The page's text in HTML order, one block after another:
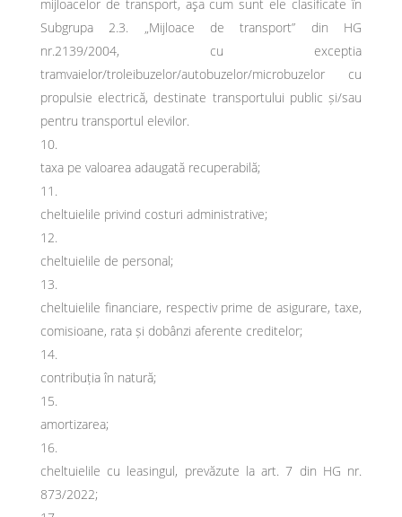
mijloacelor de transport, aşa cum sunt ele clasificate în
Subgrupa 2.3. „Mijloace de transport” din HG
nr.2139/2004, cu exceptia
tramvaielor/troleibuzelor/autobuzelor/microbuzelor cu
propulsie electrică, destinate transportului public și/sau
pentru transportul elevilor.
taxa pe valoarea adaugată recuperabilă;
cheltuielile privind costuri administrative;
cheltuielile de personal;
cheltuielile financiare, respectiv prime de asigurare, taxe,
comisioane, rata și dobânzi aferente creditelor;
contribuția în natură;
amortizarea;
cheltuielile cu leasingul, prevăzute la art. 7 din HG nr.
873/2022;